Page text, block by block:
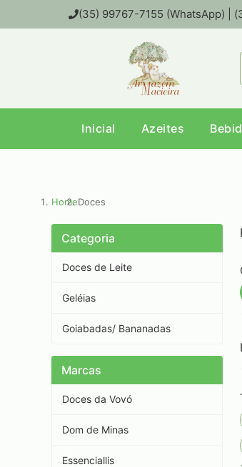
(35) 99767-7155 (WhatsApp) |
Inicial Azeites
HomeDoces
Categoria
Doces de Leite
Geléias
Goiabadas/ Bananadas
Marcas
Doces da Vovó
Dom de Minas
Essenciallis